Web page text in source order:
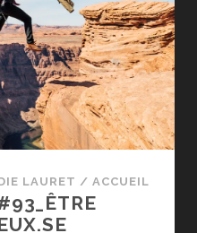
LAURET /ACCUEIL